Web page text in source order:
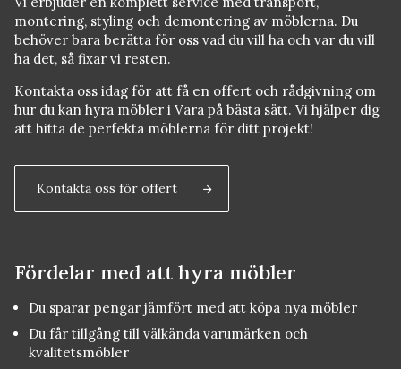
montering, styling och demontering av möblerna. Du
behöver bara berätta för oss vad du vill ha och var du vill
ha det, så fixar vi resten.
Kontakta oss idag för att få en offert och rådgivning om
hur du kan hyra möbler i Vara på bästa sätt. Vi hjälper dig
att hitta de perfekta möblerna för ditt projekt!
Kontakta oss för offert
Fördelar med att hyra möbler
Du sparar pengar jämfört med att köpa nya möbler
Du får tillgång till välkända varumärken och
kvalitetsmöbler